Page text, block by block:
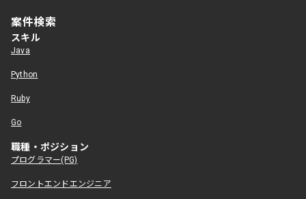
案件検索
スキル
Java
Python
Ruby
Go
職種・ポジション
プログラマー(PG)
フロントエンドエンジニア